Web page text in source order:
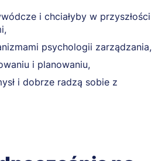
i chciałyby w przyszłości
psychologii zarządzania,
i planowaniu,
i dobrze radzą sobie z